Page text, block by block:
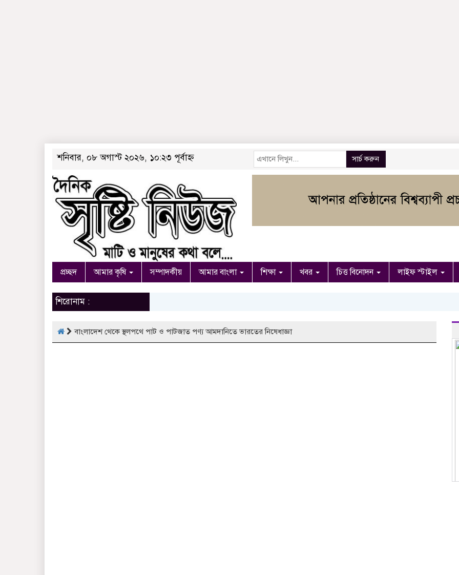
শনিবার, ০৮ অগাস্ট ২০২৬, ১০:২৩ পূর্বাহ্ন সার্চ করুন
প্রচ্ছদ আমার কৃষি সম্পাদকীয় আমার বাংলা শিক্ষা খবর চিত্ত বিনোদন লাইফ স্টাইল
শিরোনাম :
বাংলাদেশ থেকে স্থলপথে পাট ও পাটজাত পণ্য আমদানিতে ভারতের নিষেধাজ্ঞা